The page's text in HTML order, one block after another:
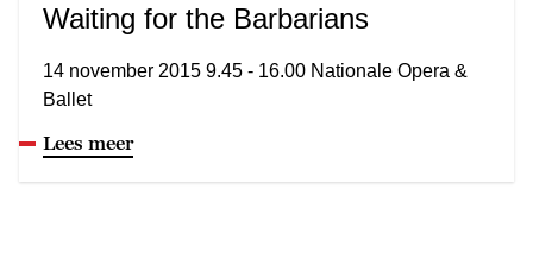
Waiting for the Barbarians
14 november 2015 9.45 - 16.00 Nationale Opera &
Ballet
Lees meer